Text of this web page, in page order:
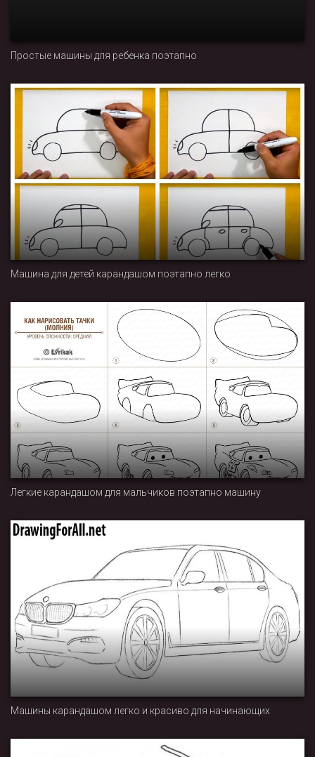
Простые машины для ребенка поэтапно
Машина для детей карандашом поэтапно легко
Легкие карандашом для мальчиков поэтапно машину
Машины карандашом легко и красиво для начинающих